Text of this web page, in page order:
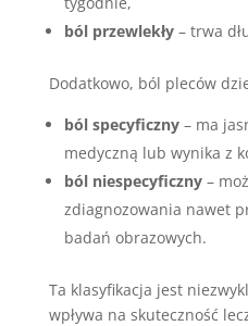
ból przewlekły– trwa
Dodatkowo, ból pleców
ból specyficzny– ma
medyczną lub wynika z
ból niespecyficzny–
zdiagnozowania nawet
badań obrazowych.
Ta klasyfikacja jest
wpływa na skuteczność